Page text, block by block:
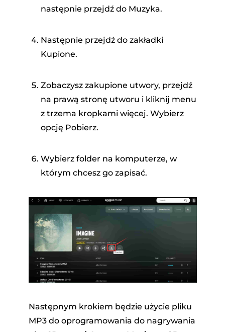
następnie przejdź do Muzyka.
Następnie przejdź do zakładki
Kupione.
Zobaczysz zakupione utwory, przejdź
na prawą stronę utworu i kliknij menu
z trzema kropkami więcej. Wybierz
opcję Pobierz.
Wybierz folder na komputerze, w
którym chcesz go zapisać.
Następnym krokiem będzie użycie pliku
MP3 do oprogramowania do nagrywania